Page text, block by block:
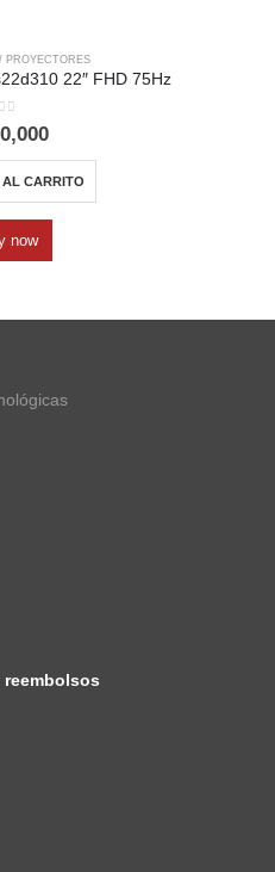
PROYECTORES
22″ FHD 75Hz
of 5
CARRITO
now